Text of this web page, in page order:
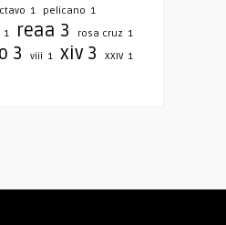
1 pelicano 1
1 reaa 3 rosa cruz 1
3 viii 1 xiv 3 XXIV 1